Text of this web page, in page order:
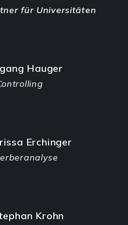
für Universitäten
Hauger
Erchinger
Krohn